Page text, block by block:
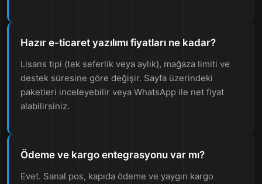
Hazır e-ticaret yazılımı fiyatları ne kadar?
Lisans tipi (tek seferlik veya aylık), mağaza limiti ve
destek süresine göre değişir. Sayfa üzerindeki
paketleri inceleyebilir veya WhatsApp ile net fiyat
alabilirsiniz.
Ödeme ve kargo entegrasyonu var mı?
Evet. Sanal pos, kapıda ödeme ve yaygın kargo